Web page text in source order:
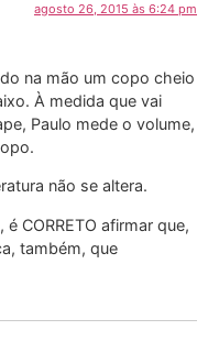
agosto 26, 2015 às 6:24 pm
na mão um copo cheio
À medida que vai
Paulo mede o volume,
não se altera.
CORRETO afirmar que,
também, que